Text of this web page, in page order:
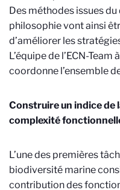
Des méthodes issues
philosophie vont ainsi
d’améliorer les
L’équipe de l’ECN-
coordonne l’ensemble
Construire un indice de
complexité
L’une des premières
biodiversité marine
contribution des